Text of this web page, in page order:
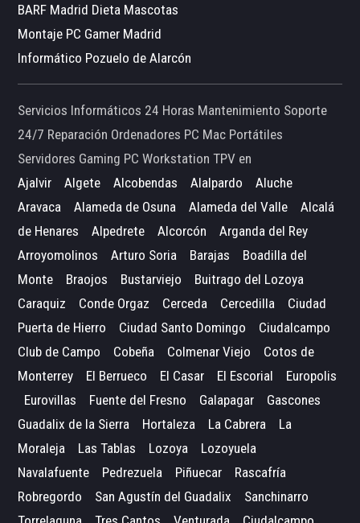
BARF Madrid Dieta Mascotas
Montaje PC Gamer Madrid
Informático Pozuelo de Alarcón
Servicios Informáticos 24 Horas Mantenimiento Soporte
24/7 Reparación Ordenadores PC Mac Portátiles
Servidores Gaming PC Workstation TPV en
Ajalvir
Algete Alcobendas Alalpardo
Aluche
Aravaca
Alameda de Osuna Alameda del Valle
Alcalá
de Henares
Alpedrete Alcorcón
Arganda del Rey
Arroyomolinos
Arturo Soria Barajas
Boadilla del
Monte
Braojos Bustarviejo
Buitrago del Lozoya
Caraquiz
Conde Orgaz Cerceda Cercedilla
Ciudad
Puerta de Hierro
Ciudad Santo Domingo
Ciudalcampo
Club de Campo
Cobeña Colmenar Viejo
Cotos de
Monterrey
El Berrueco El Casar El Escorial
Europolis
Eurovillas
Fuente del Fresno Galapagar
Gascones
Guadalix de la Sierra
Hortaleza La Cabrera
La
Moraleja
Las Tablas Lozoya
Lozoyuela
Navalafuente
Pedrezuela Piñuecar
Rascafría
Robregordo
San Agustín del Guadalix
Sanchinarro